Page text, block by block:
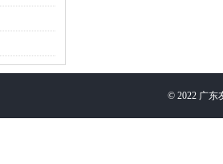
© 2022 广东